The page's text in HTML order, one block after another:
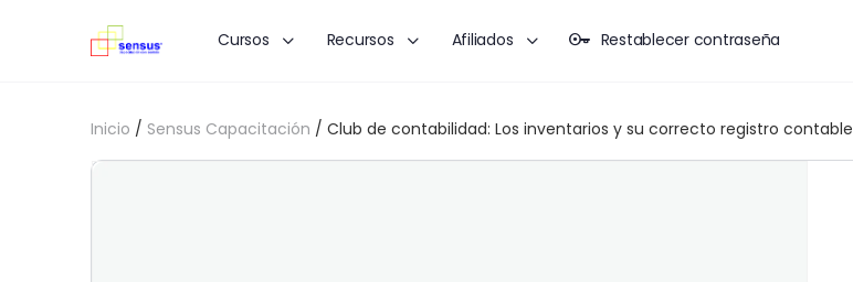
Cursos Recursos Afiliados Restablecer contraseña
Inicio / Sensus Capacitación / Club de contabilidad: Los inventarios y su correcto registro contable